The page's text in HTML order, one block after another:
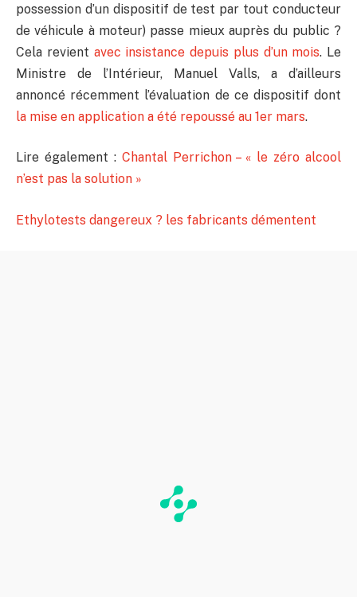
possession d’un dispositif de test par tout conducteur
de véhicule à moteur) passe mieux auprès du public ?
Cela revient avec insistance depuis plus d’un mois. Le
Ministre de l’Intérieur, Manuel Valls, a d’ailleurs
annoncé récemment l’évaluation de ce dispositif dont
la mise en application a été repoussé au 1er mars.
Lire également :Chantal Perrichon – « le zéro alcool
n’est pas la solution »
Ethylotests dangereux ? les fabricants démentent